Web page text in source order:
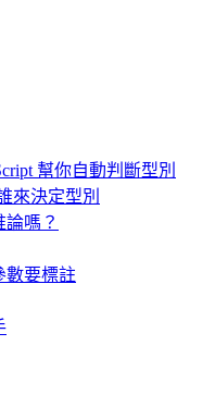
幫你自動判斷型別
來決定型別
嗎？
數要標註